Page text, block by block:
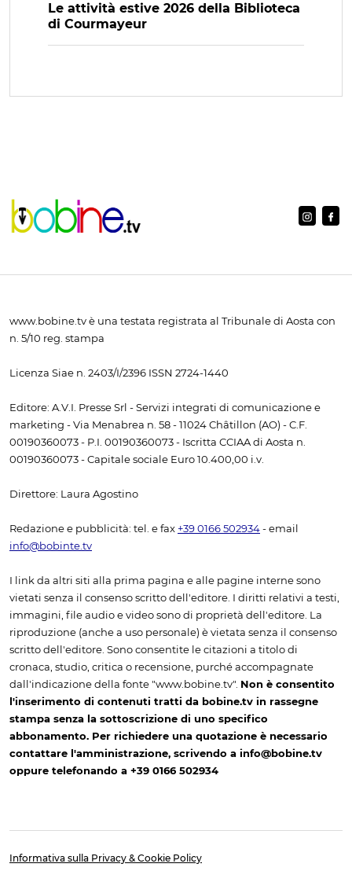
Le attività estive 2026 della Biblioteca
di Courmayeur
www.bobine.tv è una testata registrata al Tribunale di Aosta con
n. 5/10 reg. stampa
Licenza Siae n. 2403/I/2396 ISSN 2724-1440
Editore: A.V.I. Presse Srl - Servizi integrati di comunicazione e
marketing - Via Menabrea n. 58 - 11024 Châtillon (AO) - C.F.
00190360073 - P.I. 00190360073 - Iscritta CCIAA di Aosta n.
00190360073 - Capitale sociale Euro 10.400,00 i.v.
Direttore: Laura Agostino
Redazione e pubblicità: tel. e fax +39 0166 502934 - email
info@bobinte.tv
I link da altri siti alla prima pagina e alle pagine interne sono
vietati senza il consenso scritto dell'editore. I diritti relativi a testi,
immagini, file audio e video sono di proprietà dell'editore. La
riproduzione (anche a uso personale) è vietata senza il consenso
scritto dell'editore. Sono consentite le citazioni a titolo di
cronaca, studio, critica o recensione, purché accompagnate
dall'indicazione della fonte "www.bobine.tv". Non è consentito
l'inserimento di contenuti tratti da bobine.tv in rassegne
stampa senza la sottoscrizione di uno specifico
abbonamento. Per richiedere una quotazione è necessario
contattare l'amministrazione, scrivendo a info@bobine.tv
oppure telefonando a +39 0166 502934
Informativa sulla Privacy & Cookie Policy